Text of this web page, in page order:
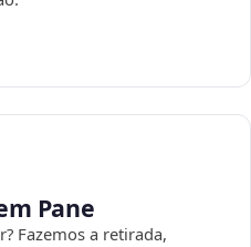
Pane
Fazemos a retirada,